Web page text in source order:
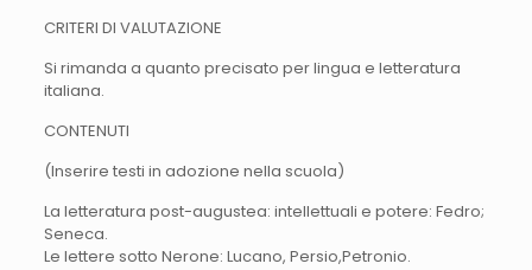
CRITERI DI VALUTAZIONE
Si rimanda a quanto precisato per lingua e letteratura
italiana.
CONTENUTI
(Inserire testi in adozione nella scuola)
La letteratura post-augustea: intellettuali e potere: Fedro;
Seneca.
Le lettere sotto Nerone: Lucano, Persio,Petronio.